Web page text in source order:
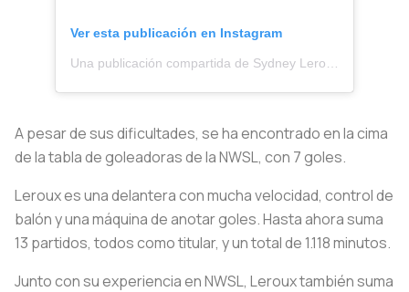
Ver esta publicación en Instagram
A pesar de sus dificultades, se ha encontrado en la cima
de la tabla de goleadoras de la NWSL, con 7 goles.
Leroux es una delantera con mucha velocidad, control de
balón y una máquina de anotar goles. Hasta ahora suma
13 partidos, todos como titular, y un total de 1.118 minutos.
Junto con su experiencia en NWSL, Leroux también suma